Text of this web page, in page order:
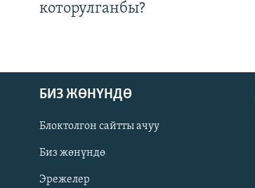
Русский
которулганбы?
БИЗ ЖӨНҮНДӨ
Блоктолгон сайтты ачуу
Биз жөнүндө
Эрежелер